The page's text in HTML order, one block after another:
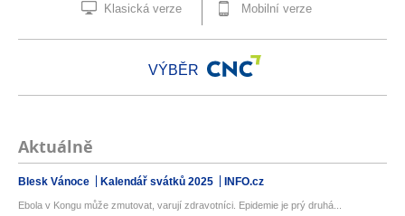
Klasická verze Mobilní verze
VÝBĚR
Aktuálně
Blesk Vánoce Kalendář svátků 2025 INFO.cz
Ebola v Kongu může zmutovat, varují zdravotníci. Epidemie je prý druhá...